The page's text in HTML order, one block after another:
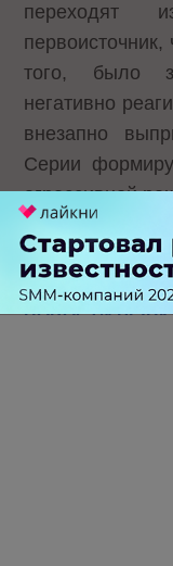
переходят
того, было
негативно
внезапно
Серии
агрессивной
НОВОСТИ